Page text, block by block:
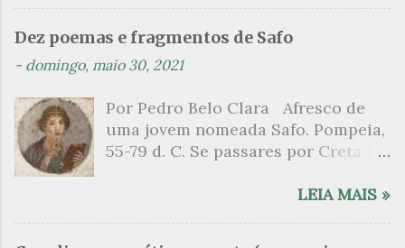
psicanalítico e findaram por revelar
a partir dessa intimidade o lado
apresenta um conjunto de livros
nos quais os escritores se
desnudam, livros que dispensam o
tom. Christine Angot, até o presente
uma romancista francesa quase
desconhecida no Brasil embora
Dez poemas e fragmentos de Safo
- domingo, maio 30, 2021
Por Pedro Belo Clara Afresco de
uma jovem nomeada Safo. Pompeia,
55-79 d. C. Se passares por Creta 1
grato é o pomar de macieiras e do
LEIA MAIS »